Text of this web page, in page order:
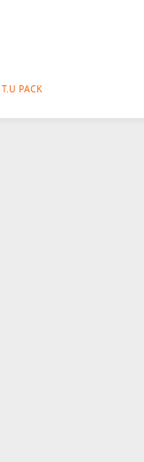
T.U PACK